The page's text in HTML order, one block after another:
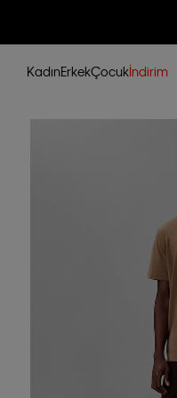
KadınErkekÇocukİndirim